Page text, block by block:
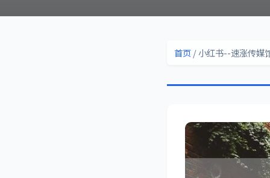
首页/ 小红书--速涨传媒